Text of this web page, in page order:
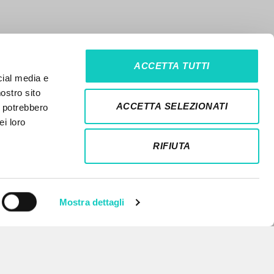
media e
sito
loro
Mostra dettagli
ACCETTA TUTTI
ACCETTA SELEZIONATI
RIFIUTA
NEWSLETTER